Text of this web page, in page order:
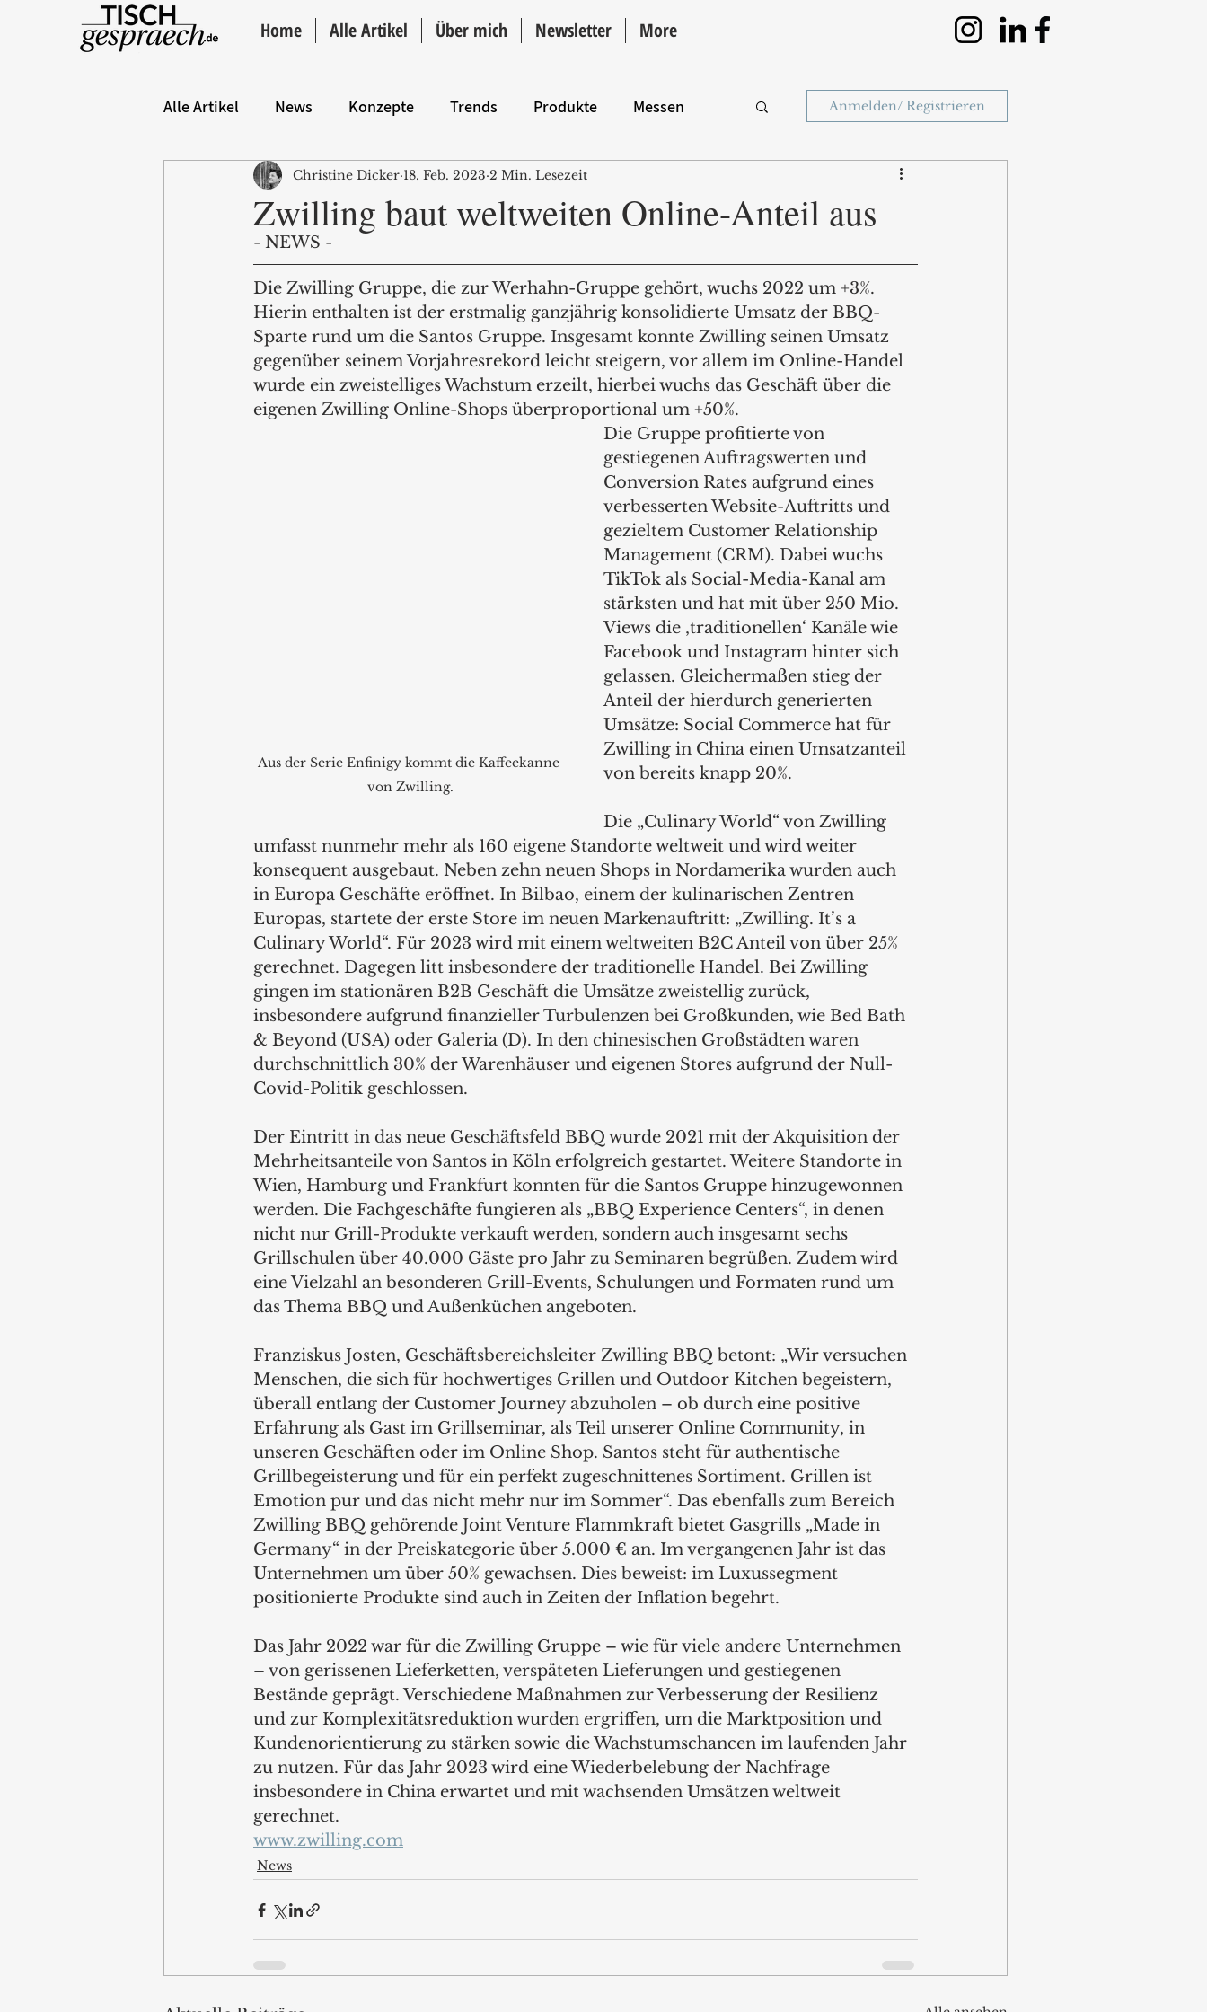
Home Alle Artikel Über mich Newsletter More
Alle Artikel News Konzepte Trends Produkte Messen
Hintergrund ANZEIGE Intro
Anmelden/ Registrieren
Zwilling baut weltweiten Online-Anteil aus
Christine Dicker 18. Feb. 2023 2 Min. Lesezeit
- NEWS -
Die Zwilling Gruppe, die zur Werhahn-Gruppe gehört, wuchs 2022 um +3%.
Hierin enthalten ist der erstmalig ganzjährig konsolidierte Umsatz der BBQ-
Sparte rund um die Santos Gruppe. Insgesamt konnte Zwilling seinen Umsatz
gegenüber seinem Vorjahresrekord leicht steigern, vor allem im Online-Handel
wurde ein zweistelliges Wachstum erzeilt, hierbei wuchs das Geschäft über die
eigenen Zwilling Online-Shops überproportional um +50%.
Aus der Serie Enfinigy kommt die Kaffeekanne
von Zwilling.
Die Gruppe profitierte von
gestiegenen Auftragswerten und
Conversion Rates aufgrund eines
verbesserten Website-Auftritts und
gezieltem Customer Relationship
Management (CRM). Dabei wuchs
TikTok als Social-Media-Kanal am
stärksten und hat mit über 250 Mio.
Views die ‚traditionellen‘ Kanäle wie
Facebook und Instagram hinter sich
gelassen. Gleichermaßen stieg der
Anteil der hierdurch generierten
Umsätze: Social Commerce hat für
Zwilling in China einen Umsatzanteil
von bereits knapp 20%.
Die „Culinary World“ von Zwilling
umfasst nunmehr mehr als 160 eigene Standorte weltweit und wird weiter
konsequent ausgebaut. Neben zehn neuen Shops in Nordamerika wurden auch
in Europa Geschäfte eröffnet. In Bilbao, einem der kulinarischen Zentren
Europas, startete der erste Store im neuen Markenauftritt: „Zwilling. It’s a
Culinary World“. Für 2023 wird mit einem weltweiten B2C Anteil von über 25%
gerechnet. Dagegen litt insbesondere der traditionelle Handel. Bei Zwilling
gingen im stationären B2B Geschäft die Umsätze zweistellig zurück,
insbesondere aufgrund finanzieller Turbulenzen bei Großkunden, wie Bed Bath
& Beyond (USA) oder Galeria (D). In den chinesischen Großstädten waren
durchschnittlich 30% der Warenhäuser und eigenen Stores aufgrund der Null-
Covid-Politik geschlossen.
Der Eintritt in das neue Geschäftsfeld BBQ wurde 2021 mit der Akquisition der
Mehrheitsanteile von Santos in Köln erfolgreich gestartet. Weitere Standorte in
Wien, Hamburg und Frankfurt konnten für die Santos Gruppe hinzugewonnen
werden. Die Fachgeschäfte fungieren als „BBQ Experience Centers“, in denen
nicht nur Grill-Produkte verkauft werden, sondern auch insgesamt sechs
Grillschulen über 40.000 Gäste pro Jahr zu Seminaren begrüßen. Zudem wird
eine Vielzahl an besonderen Grill-Events, Schulungen und Formaten rund um
das Thema BBQ und Außenküchen angeboten.
Franziskus Josten, Geschäftsbereichsleiter Zwilling BBQ betont: „Wir versuchen
Menschen, die sich für hochwertiges Grillen und Outdoor Kitchen begeistern,
überall entlang der Customer Journey abzuholen – ob durch eine positive
Erfahrung als Gast im Grillseminar, als Teil unserer Online Community, in
unseren Geschäften oder im Online Shop. Santos steht für authentische
Grillbegeisterung und für ein perfekt zugeschnittenes Sortiment. Grillen ist
Emotion pur und das nicht mehr nur im Sommer“. Das ebenfalls zum Bereich
Zwilling BBQ gehörende Joint Venture Flammkraft bietet Gasgrills „Made in
Germany“ in der Preiskategorie über 5.000 € an. Im vergangenen Jahr ist das
Unternehmen um über 50% gewachsen. Dies beweist: im Luxussegment
positionierte Produkte sind auch in Zeiten der Inflation begehrt.
Das Jahr 2022 war für die Zwilling Gruppe – wie für viele andere Unternehmen
– von gerissenen Lieferketten, verspäteten Lieferungen und gestiegenen
Bestände geprägt. Verschiedene Maßnahmen zur Verbesserung der Resilienz
und zur Komplexitätsreduktion wurden ergriffen, um die Marktposition und
Kundenorientierung zu stärken sowie die Wachstumschancen im laufenden Jahr
zu nutzen. Für das Jahr 2023 wird eine Wiederbelebung der Nachfrage
insbesondere in China erwartet und mit wachsenden Umsätzen weltweit
gerechnet.
www.zwilling.com
News